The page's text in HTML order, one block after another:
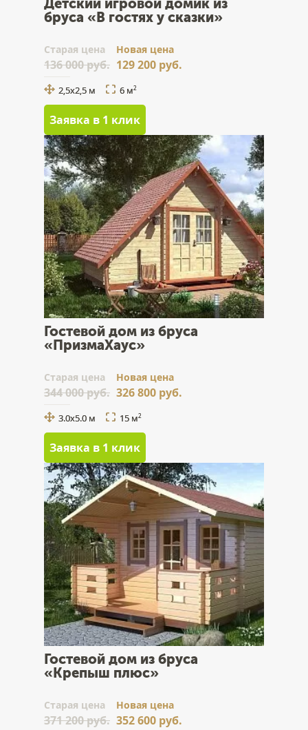
Детский игровой домик из
бруса «В гостях у сказки»
Cтарая цена
136 000 руб.
Новая цена
129 200 руб.
2,5х2,5 м 6 м2
Заявка в 1 клик
Гостевой дом из бруса
«ПризмаХаус»
Cтарая цена
344 000 руб.
Новая цена
326 800 руб.
3.0x5.0 м 15 м2
Заявка в 1 клик
Гостевой дом из бруса
«Крепыш плюс»
Cтарая цена
371 200 руб.
Новая цена
352 600 руб.